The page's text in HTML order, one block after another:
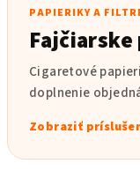
PAPIERIKY A
Cigaretové
doplnenie
Zobraziť